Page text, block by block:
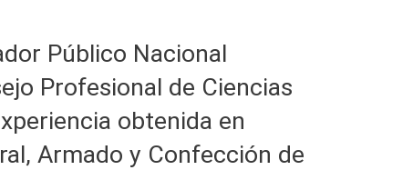
Público Nacional
Profesional de Ciencias
obtenida en
Armado y Confección de